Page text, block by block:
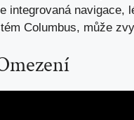
integrovaná
Columbus, může